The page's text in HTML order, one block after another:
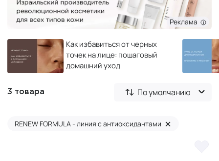
Реклама
Как избавиться от черных
точек на лице: пошаговый
домашний уход
3 товара По умолчанию
RENEW FORMULA - линия с антиоксидантами ×